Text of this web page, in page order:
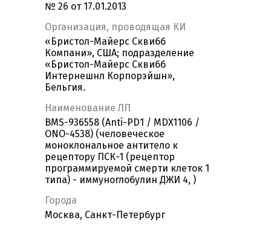
№ 26 от 17.01.2013
Организация, проводящая КИ
«Бристол-Майерс Сквибб
Компани», США; подразделение
«Бристол-Майерс Сквибб
Интернешнл Корпорэйшн»,
Бельгия.
Наименование ЛП
BMS-936558 (Anti-PD1 / MDX1106 /
ONO-4538) (человеческое
моноклональное антитело к
рецептору ПСК-1 (рецептор
программируемой смерти клеток 1
типа) - иммуноглобулин ДЖИ 4, )
Города
Москва, Санкт-Петербург